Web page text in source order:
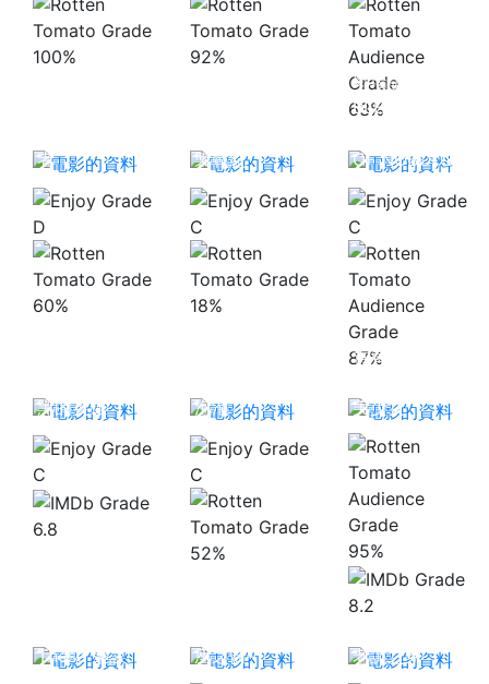
100% 92%
63%
者
D
60%
製戰紀
C
18%
劇場版
BLEACH
OF NOBODY
C
87%
黑的英雄
C
6.8
泡泡
C
52%
青春豬頭少年
美少女
95%
8.2
These 策謀 1
座之箭–
老詭之家